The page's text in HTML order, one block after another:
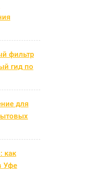
фильтр
гид по
для
как
Уфе